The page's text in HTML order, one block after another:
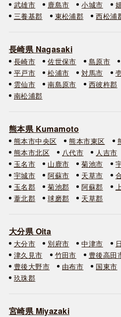
武雄市
鹿島市 小城市
三養基郡
東松浦郡 西松浦
長崎県 Nagasaki
長崎市 佐世保市 島原市
平戸市
松浦市 対馬市
雲仙市
南島原市 西彼杵郡
南松浦郡
熊本県 Kumamoto
熊本市中央区 熊本市東区
熊本市北区
八代市 人吉市
玉名市
山鹿市 菊池市
宇城市
阿蘇市 天草市
玉名郡
菊池郡 阿蘇郡
葦北郡
球磨郡 天草郡
大分県 Oita
大分市 別府市 中津市
津久見市
竹田市 豊後高田
豊後大野市
由布市 国東市
玖珠郡
宮崎県 Miyazaki